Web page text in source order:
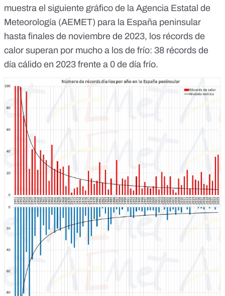
muestra el siguiente gráfico de la Agencia Estatal de
Meteorología (AEMET) para la España peninsular
hasta finales de noviembre de 2023, los récords de
calor superan por mucho a los de frío: 38 récords de
día cálido en 2023 frente a 0 de día frío.